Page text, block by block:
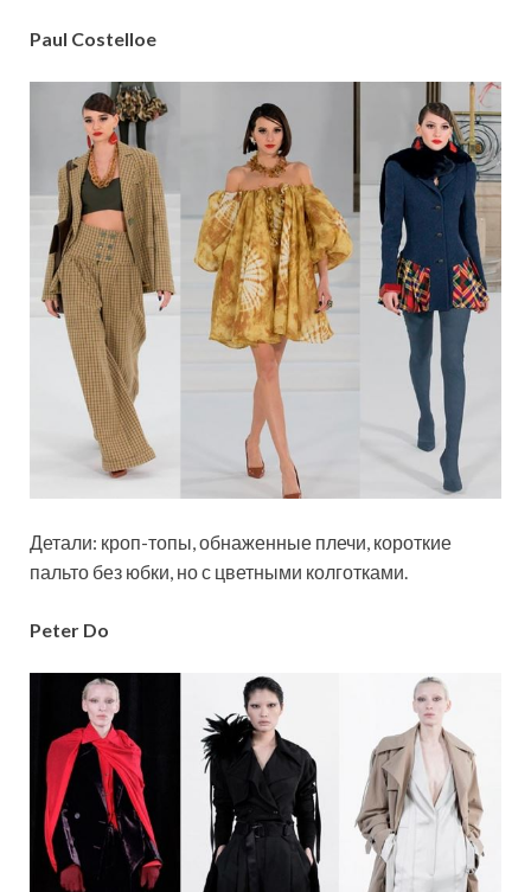
Paul Costelloe
Детали: кроп-топы, обнаженные плечи, короткие
пальто без юбки, но с цветными колготками.
Peter Do